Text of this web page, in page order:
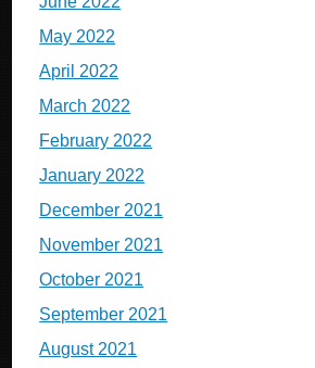
May 2022
April 2022
March 2022
February 2022
January 2022
December 2021
November 2021
October 2021
September 2021
August 2021